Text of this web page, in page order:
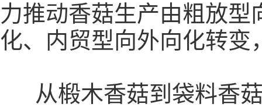
力推动香菇生产由粗放
化、内贸型向外向化转
从椴木香菇到袋料香菇